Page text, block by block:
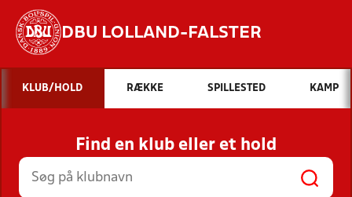
DBU LOLLAND-FALSTER
Hvad vil du søge efter?
INDHOLD OG NYHEDER
STILLINGER, RESULTATER, KLUBBER OG
HOLD
KLUB/HOLD RÆKKE SPILLESTED KAMP
Find en klub eller et hold